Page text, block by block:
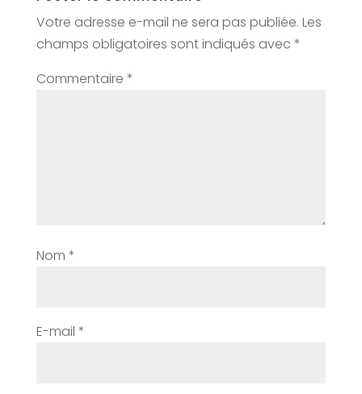
Votre adresse e-mail ne sera pas publiée. Les
champs obligatoires sont indiqués avec *
Commentaire *
Nom *
E-mail *